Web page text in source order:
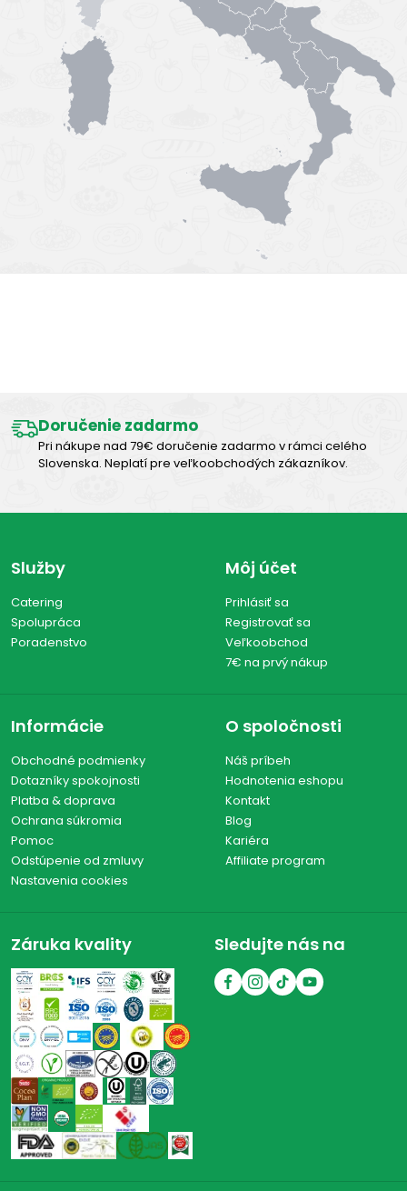
Doručenie zadarmo
Pri nákupe nad 79€ doručenie zadarmo v rámci celého
Slovenska. Neplatí pre veľkoobchodých zákazníkov.
Služby
Catering
Spolupráca
Poradenstvo
Môj účet
Prihlásiť sa
Registrovať sa
Veľkoobchod
7€ na prvý nákup
Informácie
Obchodné podmienky
Dotazníky spokojnosti
Platba & doprava
Ochrana súkromia
Pomoc
Odstúpenie od zmluvy
Nastavenia cookies
O spoločnosti
Náš príbeh
Hodnotenia eshopu
Kontakt
Blog
Kariéra
Affiliate program
Záruka kvality Sledujte nás na